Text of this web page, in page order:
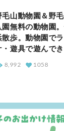
毛山動物園＆野
園無料の動物園
散歩。動物園で
・遊具で遊んで
8,992 1058